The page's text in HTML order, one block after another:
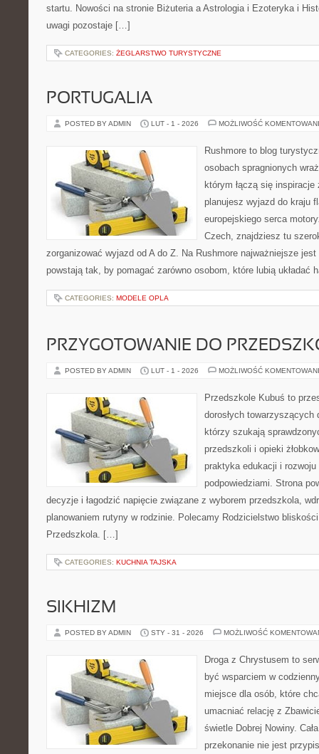
startu. Nowości na stronie Biżuteria a Astrologia i Ezoteryka i
uwagi pozostaje […]
CATEGORIES: ŻEGLARSTWO TURYSTYCZNE
PORTUGALIA
POSTED BY ADMIN LUT - 1 - 2026 MOŻLIWOŚĆ
Rushmore to blog
osobach spragnionych
którym łączą się
planujesz wyjazd do kraju
europejskiego serca
Czech, znajdziesz tu
zorganizować wyjazd od A do Z. Na Rushmore najważniejsze
powstają tak, by pomagać zarówno osobom, które lubią układać
CATEGORIES: MODELE OPLA
PRZYGOTOWANIE DO
POSTED BY ADMIN LUT - 1 - 2026 MOŻLIWOŚĆ
Przedszkole Kubuś to
dorosłych
którzy szukają
przedszkoli i opieki
praktyka edukacji i
podpowiedziami. Strona
decyzje i łagodzić napięcie związane z wyborem przedszkola,
planowaniem rutyny w rodzinie. Polecamy Rodzicielstwo
Przedszkola. […]
CATEGORIES: KUCHNIA TAJSKA
SIKHIZM
POSTED BY ADMIN STY - 31 - 2026 MOŻLIWOŚĆ
Droga z Chrystusem to
być wsparciem w
miejsce dla osób, które
umacniać relację z
świetle Dobrej Nowiny.
przekonanie nie jest